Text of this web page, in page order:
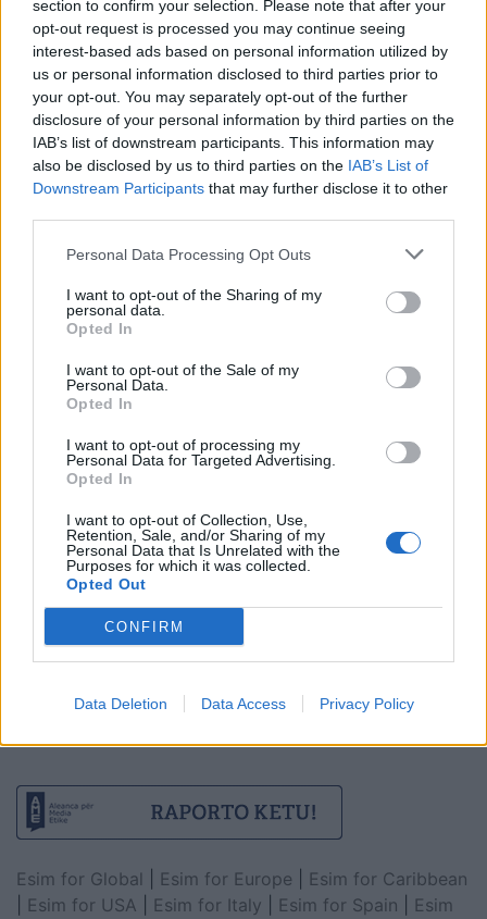
section to confirm your selection. Please note that after your
opt-out request is processed you may continue seeing
interest-based ads based on personal information utilized by
us or personal information disclosed to third parties prior to
your opt-out. You may separately opt-out of the further
disclosure of your personal information by third parties on the
IAB’s list of downstream participants. This information may
also be disclosed by us to third parties on the IAB’s List of
Downstream Participants that may further disclose it to other
Personal Data Processing Opt Outs
I want to opt-out of the Sharing of my
personal data.
Opted In
I want to opt-out of the Sale of my
Personal Data.
Opted In
I want to opt-out of processing my
Personal Data for Targeted Advertising.
Opted In
I want to opt-out of Collection, Use,
Retention, Sale, and/or Sharing of my
Personal Data that Is Unrelated with the
Purposes for which it was collected.
Opted Out
CONFIRM
Data Deletion Data Access Privacy Policy
sonte, nënshkrimet janë
siguruar
Zjarret në vend, Ministria e
Mbrojtjes: Nëntë vatra nën
monitorim, zonat e banuara
jashtë rrezikut
Kontrollet mjekësore pengojnë
kalimin e Fisnik Asllanit te RB
Leipzig
hapësirat, Barcelona mund të
Esim for Global Esim for Europe
Esim for Caribbean
Esim for USA Esim for Italy Esim for Spain
Esim